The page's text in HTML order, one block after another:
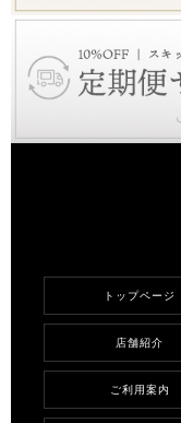
トップページ
店舗紹介
ご利用案内